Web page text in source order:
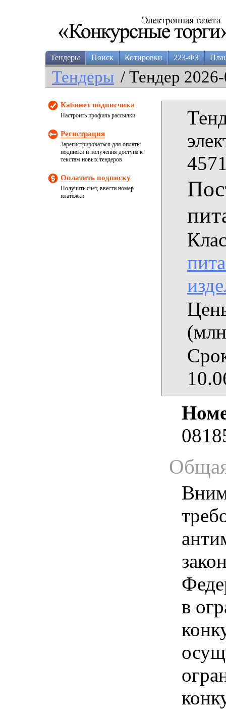
Тендеры Поиск Котировки 223-ФЗ
Тендеры / Тендер
Кабинет подписчика
Настроить профиль рассылки
Регистрация
Зарегистрироваться для оплаты
подписки и получения доступа к
текстам новых тендеров
Оплатить подписку
Получить счет, ввести номер
платежки
в